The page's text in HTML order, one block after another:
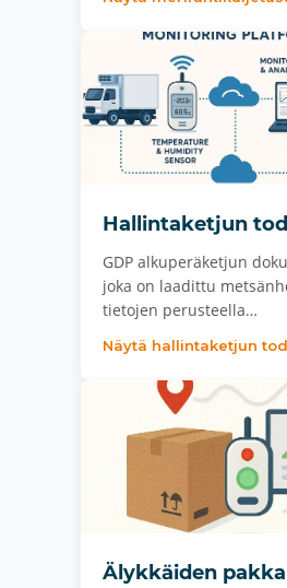
Hallintaketjun
GDP alkuperäketjun
joka on laadittu
tietojen perusteella…
Näytä hallintaketjun
Älykkäiden